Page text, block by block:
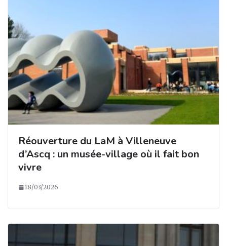
Réouverture du LaM à Villeneuve
d’Ascq : un musée-village où il fait bon
vivre
18/03/2026